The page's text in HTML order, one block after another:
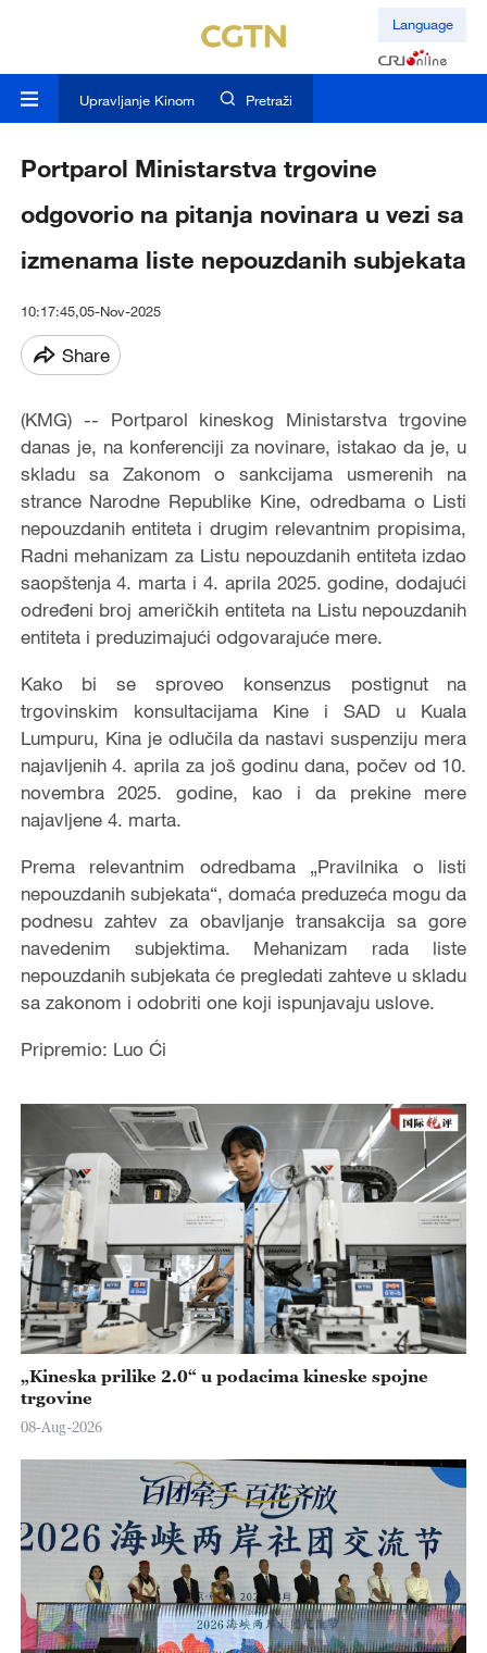
Language
Upravljanje Kinom Pretraži
Portparol Ministarstva trgovine
odgovorio na pitanja novinara u vezi sa
izmenama liste nepouzdanih subjekata
10:17:45,05-Nov-2025
Share
(KMG) -- Portparol kineskog Ministarstva trgovine
danas je, na konferenciji za novinare, istakao da je, u
skladu sa Zakonom o sankcijama usmerenih na
strance Narodne Republike Kine, odredbama o Listi
nepouzdanih entiteta i drugim relevantnim propisima,
Radni mehanizam za Listu nepouzdanih entiteta izdao
saopštenja 4. marta i 4. aprila 2025. godine, dodajući
određeni broj američkih entiteta na Listu nepouzdanih
entiteta i preduzimajući odgovarajuće mere.
Kako bi se sproveo konsenzus postignut na
trgovinskim konsultacijama Kine i SAD u Kuala
Lumpuru, Kina je odlučila da nastavi suspenziju mera
najavljenih 4. aprila za još godinu dana, počev od 10.
novembra 2025. godine, kao i da prekine mere
najavljene 4. marta.
Prema relevantnim odredbama „Pravilnika o listi
nepouzdanih subjekata“, domaća preduzeća mogu da
podnesu zahtev za obavljanje transakcija sa gore
navedenim subjektima. Mehanizam rada liste
nepouzdanih subjekata će pregledati zahteve u skladu
sa zakonom i odobriti one koji ispunjavaju uslove.
Pripremio: Luo Ći
„Kineska prilike 2.0“ u podacima kineske spojne
trgovine
08-Aug-2026